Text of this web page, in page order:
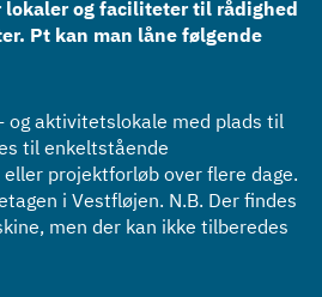
og faciliteter til rådighed
Pt kan man låne følgende
og aktivitetslokale med plads til
til enkeltstående
projektforløb over flere dage.
i Vestfløjen. N.B. Der findes
men der kan ikke tilberedes